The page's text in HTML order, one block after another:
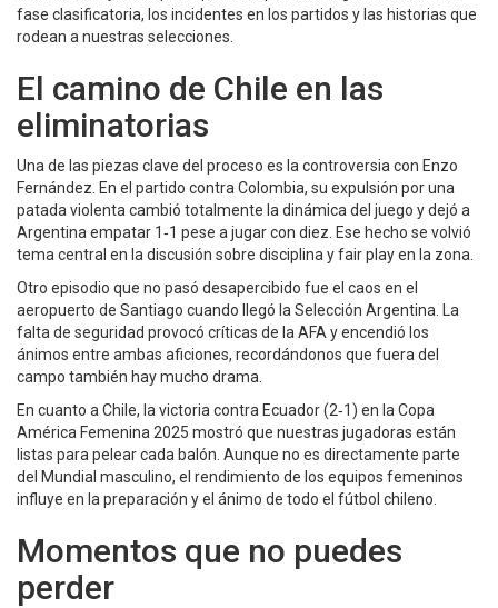
fase clasificatoria, los incidentes en los partidos y las historias que
rodean a nuestras selecciones.
El camino de Chile en las
eliminatorias
Una de las piezas clave del proceso es la controversia con Enzo
Fernández. En el partido contra Colombia, su expulsión por una
patada violenta cambió totalmente la dinámica del juego y dejó a
Argentina empatar 1‑1 pese a jugar con diez. Ese hecho se volvió
tema central en la discusión sobre disciplina y fair play en la zona.
Otro episodio que no pasó desapercibido fue el caos en el
aeropuerto de Santiago cuando llegó la Selección Argentina. La
falta de seguridad provocó críticas de la AFA y encendió los
ánimos entre ambas aficiones, recordándonos que fuera del
campo también hay mucho drama.
En cuanto a Chile, la victoria contra Ecuador (2‑1) en la Copa
América Femenina 2025 mostró que nuestras jugadoras están
listas para pelear cada balón. Aunque no es directamente parte
del Mundial masculino, el rendimiento de los equipos femeninos
influye en la preparación y el ánimo de todo el fútbol chileno.
Momentos que no puedes
perder